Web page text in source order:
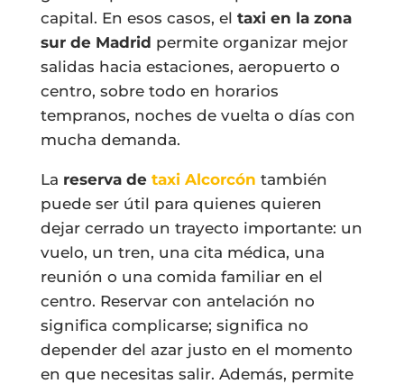
capital. En esos casos, el taxi en la zona
sur de Madrid permite organizar mejor
salidas hacia estaciones, aeropuerto o
centro, sobre todo en horarios
tempranos, noches de vuelta o días con
mucha demanda.
La reserva de taxi Alcorcón también
puede ser útil para quienes quieren
dejar cerrado un trayecto importante: un
vuelo, un tren, una cita médica, una
reunión o una comida familiar en el
centro. Reservar con antelación no
significa complicarse; significa no
depender del azar justo en el momento
en que necesitas salir. Además, permite